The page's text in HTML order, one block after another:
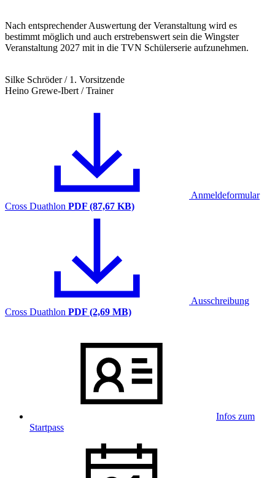
Nach entsprechender Auswertung der Veranstaltung wird es
bestimmt möglich und auch erstrebenswert sein die Wingster
Veranstaltung 2027 mit in die TVN Schülerserie aufzunehmen.
Silke Schröder / 1. Vorsitzende
Heino Grewe-Ibert / Trainer
Anmeldeformular
Cross Duathlon PDF (87,67 KB)
Ausschreibung
Cross Duathlon PDF (2,69 MB)
Infos zum
Startpass